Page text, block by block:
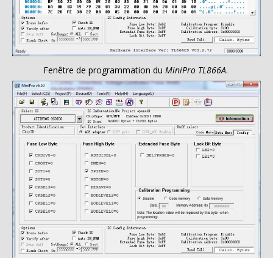
Fenêtre de programmation du MiniPro TL866A.